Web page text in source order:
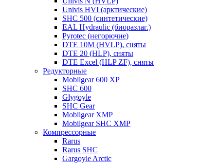
Univis HVI (арктические)
SHC 500 (синтетические)
EAL Hydraulic (биоразлаг.)
Pyrotec (негорючие)
DTE 10M (HVLP), сняты
DTE 20 (HLP), сняты
DTE Excel (HLP ZF), сняты
Редукторные
Mobilgear 600 XP
SHC 600
Glygoyle
SHC Gear
Mobilgear XMP
Mobilgear SHC XMP
Компрессорные
Rarus
Rarus SHC
Gargoyle Arctic